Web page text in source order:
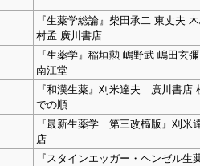
『生薬学総論』柴田承二 東丈夫
村孟 廣川書店
『生薬学』稲垣勲 嶋野武 嶋田玄
南江堂
『和漢生薬』刈米達夫 廣川書店
での順
『最新生薬学 第三改槁版』刈米
店
『スタインエッガー・ヘンゼル生